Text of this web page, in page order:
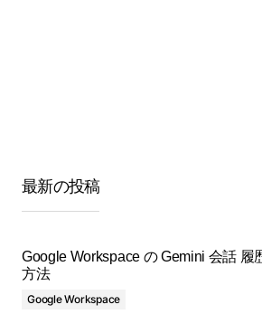
最新の投稿
Google Workspace の Gemini 会話 履
方法
Google Workspace